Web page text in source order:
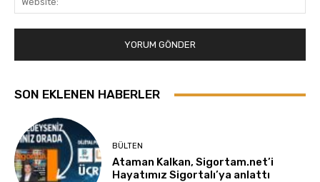
SON EKLENEN HABERLER
BÜLTEN
Ataman Kalkan, Sigortam.net’i
Hayatımız Sigortalı’ya anlattı